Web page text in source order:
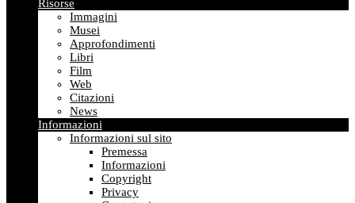
Risorse
Immagini
Musei
Approfondimenti
Libri
Film
Web
Citazioni
News
Informazioni
Informazioni sul sito
Premessa
Informazioni
Copyright
Privacy